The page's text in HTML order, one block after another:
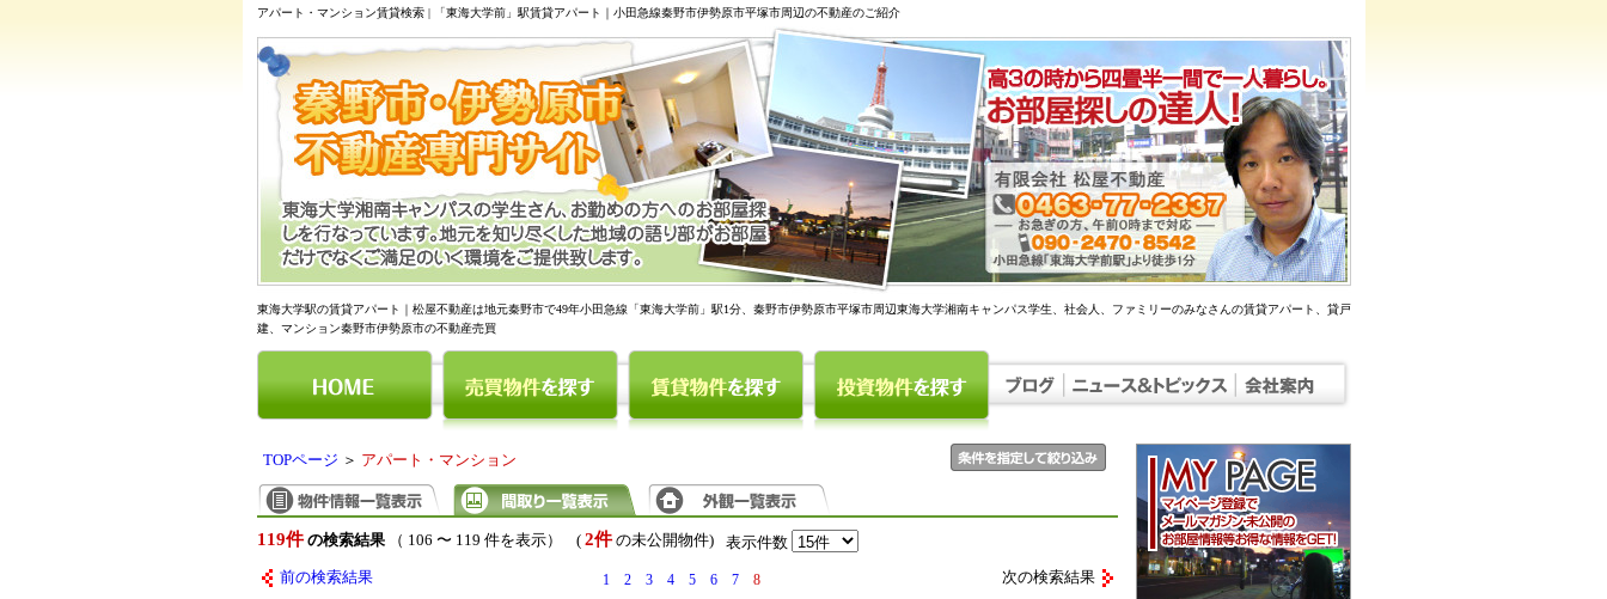
アパート・マンション賃貸検索 | 「東海大学前」駅賃貸アパート｜小田急線秦野市伊勢原市平塚市周辺の不動産のご紹介
東海大学駅の賃貸アパート｜松屋不動産は地元秦野市で49年小田急線「東海大学前」駅1分、秦野市伊勢原市平塚市周辺東海大学湘南キャンパス学生、社会人、ファミリーのみなさんの賃貸アパート、貸戸
建、マンション秦野市伊勢原市の不動産売買
TOPページ ＞ アパート・マンション
119件 の検索結果（ 106 〜 119 件を表示） ( 2件の未公開物件) 表示件数
前の検索結果 1 2 3 4 5 6 7 8 次の検索結果